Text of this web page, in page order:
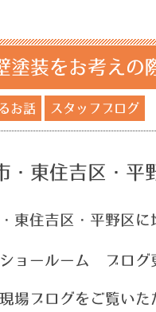
塗装をお考えの
お話 スタッフブログ
・東住吉区・平
東住吉区・平野区に
ョールーム ブログ
場ブログをご覧いた